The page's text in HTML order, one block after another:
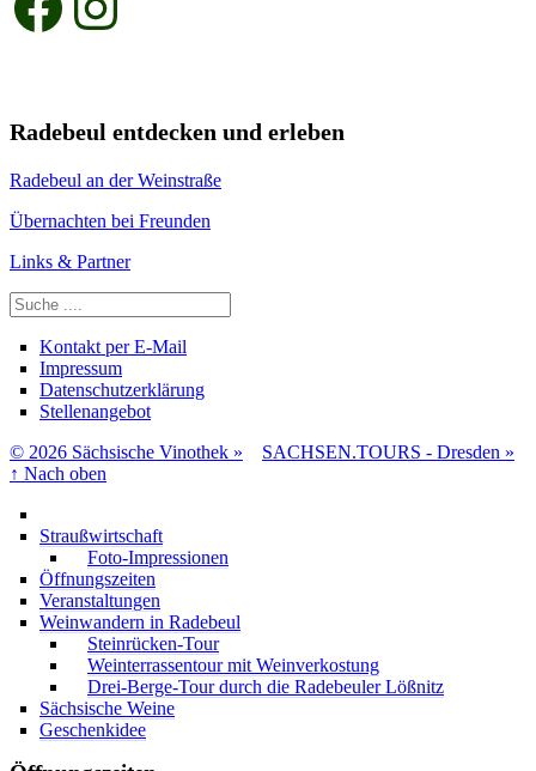
Radebeul entdecken und erleben
Radebeul an der Weinstraße
Übernachten bei Freunden
Links & Partner
Suchen
Kontakt per E-Mail
Impressum
Datenschutzerklärung
Stellenangebot
© 2026 Sächsische Vinothek »
SACHSEN.TOURS - Dresden »
↑ Nach oben
Straußwirtschaft
Foto-Impressionen
Öffnungszeiten
Veranstaltungen
Weinwandern in Radebeul
Steinrücken-Tour
Weinterrassentour mit Weinverkostung
Drei-Berge-Tour durch die Radebeuler Lößnitz
Sächsische Weine
Geschenkidee